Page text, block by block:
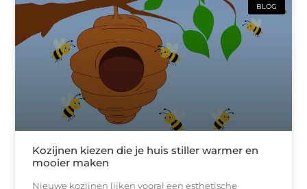
BLOG
Kozijnen kiezen die je huis stiller warmer en
mooier maken
Nieuwe kozijnen lijken vooral een esthetische